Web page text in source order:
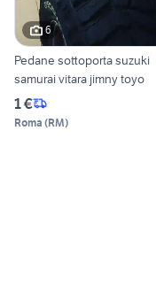
6
Pedane sottoporta suzuki
samurai vitara jimny toyo
1 €
Roma (RM)